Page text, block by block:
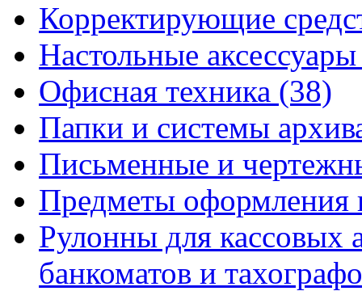
Корректирующие
Настольные
Офисная техника (38)
Папки и системы
Письменные и
Предметы оформления
Рулонны для кассовых
банкоматов и